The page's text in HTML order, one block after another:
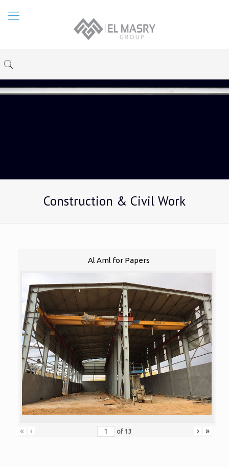
Construction & Civil Work
Al Aml for Papers
« ‹ of 13 › »